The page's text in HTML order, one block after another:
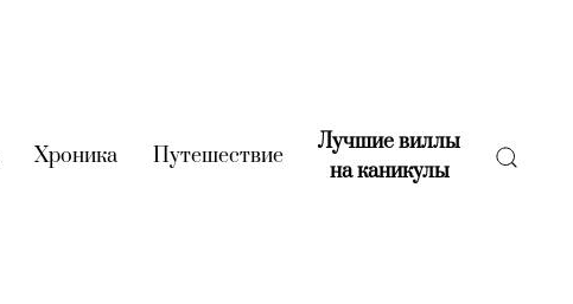
(current)
Хроника (current)
Путешествие(current)
Лучшие виллы
на каникулы(current)